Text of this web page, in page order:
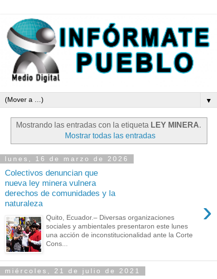
▼
Mostrando las entradas con la etiqueta LEY MINERA.
Mostrar todas las entradas
lunes, 16 de marzo de 2026
Colectivos denuncian que
nueva ley minera vulnera
derechos de comunidades y la
naturaleza
›
Quito, Ecuador.– Diversas organizaciones
sociales y ambientales presentaron este lunes
una acción de inconstitucionalidad ante la Corte
Cons...
miércoles, 21 de julio de 2021